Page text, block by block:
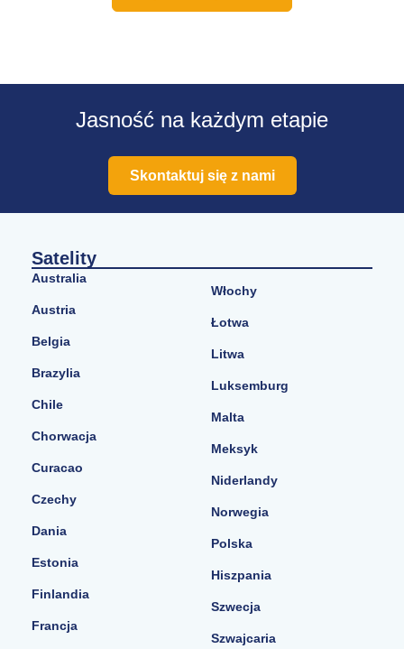
Jasność na każdym etapie
Skontaktuj się z nami
Satelity
Australia
Austria
Belgia
Brazylia
Chile
Chorwacja
Curacao
Czechy
Dania
Estonia
Finlandia
Francja
Włochy
Łotwa
Litwa
Luksemburg
Malta
Meksyk
Niderlandy
Norwegia
Polska
Hiszpania
Szwecja
Szwajcaria